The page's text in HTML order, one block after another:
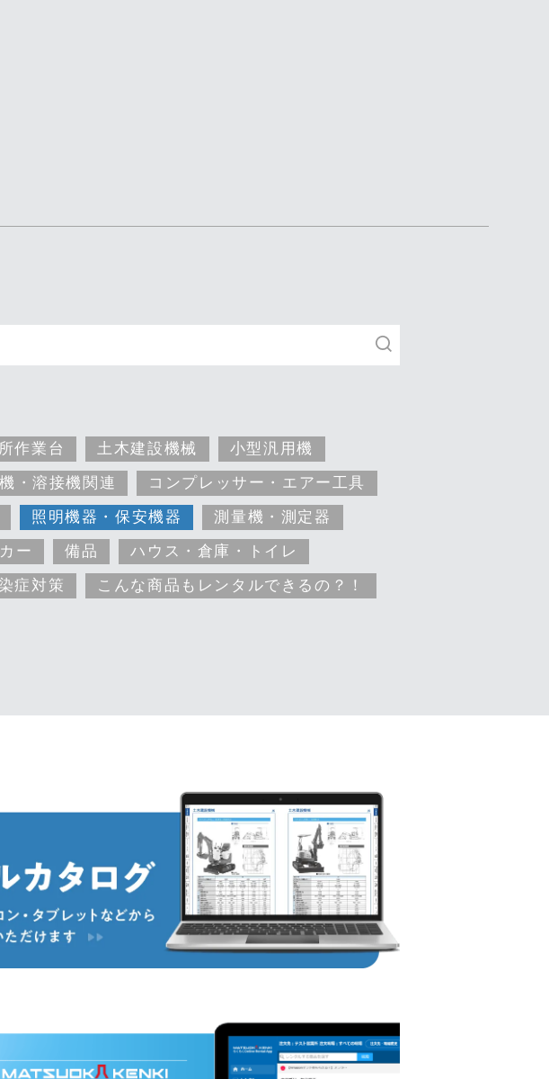
作業台 土木建設機械
小型汎用機
・溶接機関連
コンプレッサー・エアー工具
照明機器・保安機器
測量機・測定器
ー 備品
ハウス・倉庫・トイレ
症対策 こんな商品もレンタルできるの？！